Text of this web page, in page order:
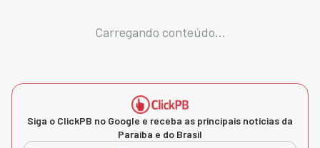
Carregando conteúdo...
Siga o ClickPB no Google e receba as principais notícias da
Paraíba e do Brasil